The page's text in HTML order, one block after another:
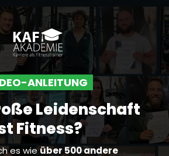
ANLEITUNG
Leidenschaft
Fitness?
es wieüber 500 andere